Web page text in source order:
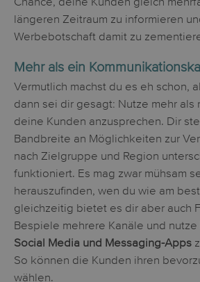
längeren Zeitraum zu informieren
Werbebotschaft damit zu
Mehr als ein
Vermutlich machst du es eh schon,
dann sei dir gesagt: Nutze mehr als
deine Kunden anzusprechen. Dir
Bandbreite an Möglichkeiten zur
nach Zielgruppe und Region
funktioniert. Es mag zwar mühsam
herauszufinden, wen du wie am
gleichzeitig bietet es dir aber auch
Bespiele mehrere Kanäle und nutze
Social Media und Messaging-Apps
So können die Kunden ihren
wählen.